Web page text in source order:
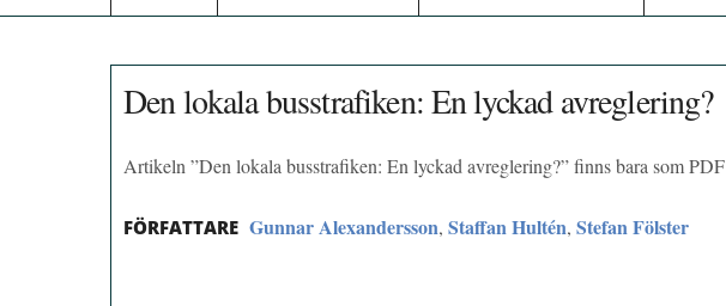
Den lokala busstrafiken: En lyckad avreglering?
Artikeln ”Den lokala busstrafiken: En lyckad avreglering?” finns bara som PDF
FÖRFATTARE Gunnar Alexandersson, Staffan Hultén, Stefan Fölster